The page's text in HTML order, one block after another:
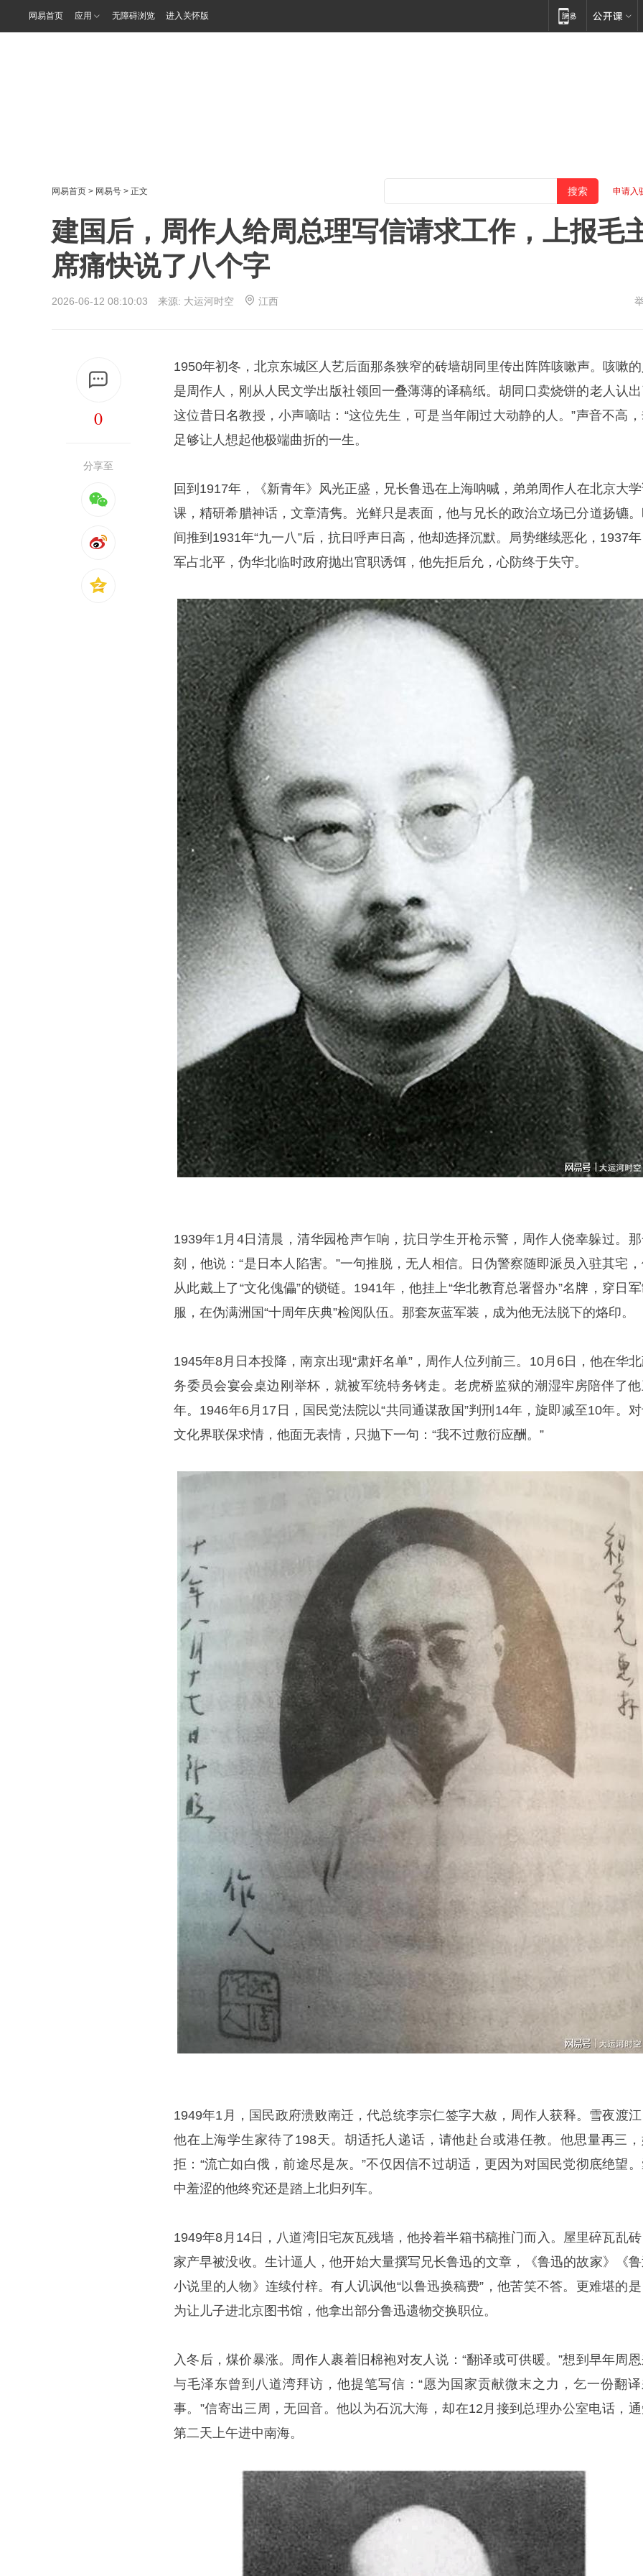
网易首页 应用 无障碍浏览 进入关怀版
网易首页 > 网易号 > 正文 申请入
建国后，周作人给周总理写信请求工作，上报毛
席痛快说了八个字
2026-06-12 08:10:03 来源: 大运河时空 江西
0
分享至
1950年初冬，北京东城区人艺后面那条狭窄的砖墙胡同里传出阵阵咳嗽声。咳嗽
是周作人 ，刚从人民文学出版社领回一叠薄薄的译稿纸。胡同口卖烧饼的老人认
这位昔日名教授，小声嘀咕：“这位先生，可是当年闹过大动静的人。”声音不高
足够让人想起他极端曲折的一生。
回到1917年，《新青年》风光正盛，兄长鲁迅在上海呐喊，弟弟周作人在北京大
课，精研希腊神话，文章清隽。光鲜只是表面，他与兄长的政治立场已分道扬镳
间推到1931年“九一八”后，抗日呼声日高，他却选择沉默。局势继续恶化，1937
军占北平，伪华北临时政府抛出官职诱饵，他先拒后允，心防终于失守。
1939年1月4日清晨，清华园枪声乍响，抗日学生开枪示警，周作人侥幸躲过。
刻，他说：“是日本人陷害。”一句推脱，无人相信。日伪警察随即派员入驻其宅
从此戴上了“文化傀儡”的锁链。1941年，他挂上“华北教育总署督办”名牌，穿日
服，在伪满洲国“十周年庆典”检阅队伍。那套灰蓝军装，成为他无法脱下的烙印。
1945年8月日本投降，南京出现“肃奸名单”，周作人位列前三。10月6日，他在华
务委员会宴会桌边刚举杯，就被军统特务铐走。老虎桥监狱的潮湿牢房陪伴了
年。1946年6月17日，国民党法院以“共同通谋敌国”判刑14年，旋即减至10年。
文化界联保求情，他面无表情，只抛下一句：“我不过敷衍应酬。”
1949年1月，国民政府溃败南迁，代总统李宗仁签字大赦，周作人获释。雪夜渡
他在上海学生家待了198天。胡适托人递话，请他赴台或港任教。他思量再三
拒：“流亡如白俄，前途尽是灰。”不仅因信不过胡适，更因为对国民党彻底绝望
中羞涩的他终究还是踏上北归列车。
1949年8月14日，八道湾旧宅灰瓦残墙，他拎着半箱书稿推门而入。屋里碎瓦乱
家产早被没收。生计逼人，他开始大量撰写兄长鲁迅的文章，《鲁迅的故家》《
小说里的人物》连续付梓。有人讥讽他“以鲁迅换稿费”，他苦笑不答。更难堪的
为让儿子进北京图书馆，他拿出部分鲁迅遗物交换职位。
入冬后，煤价暴涨。周作人裹着旧棉袍对友人说：“翻译或可供暖。”想到早年周
与毛泽东曾到八道湾拜访，他提笔写信：“愿为国家贡献微末之力，乞一份翻
事。”信寄出三周，无回音。他以为石沉大海，却在12月接到总理办公室电话，
第二天上午进中南海。